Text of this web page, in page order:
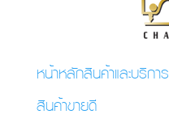
หน้าหลักสินค้าและบริการ
สินค้าขายดี